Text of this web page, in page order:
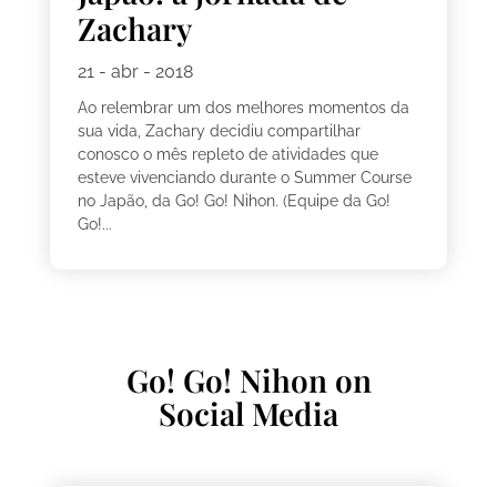
Zachary
21 - abr - 2018
Ao relembrar um dos melhores momentos da
sua vida, Zachary decidiu compartilhar
conosco o mês repleto de atividades que
esteve vivenciando durante o Summer Course
no Japão, da Go! Go! Nihon. (Equipe da Go!
Go!...
Go! Go! Nihon on
Social Media